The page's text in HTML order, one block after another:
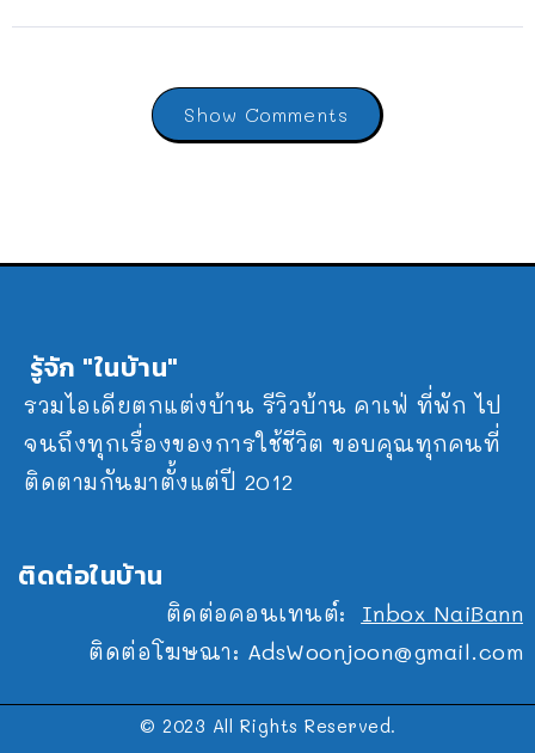
Show Comments
รู้จัก "ในบ้าน"
รวมไอเดียตกแต่งบ้าน รีวิวบ้าน คาเฟ่ ที่พัก ไป
จนถึงทุกเรื่องของการใช้ชีวิต ขอบคุณทุกคนที่
ติดตามกันมาตั้งแต่ปี 2012
ติดต่อในบ้าน
ติดต่อคอนเทนต์: Inbox NaiBann
ติดต่อโฆษณา: AdsWoonjoon@gmail.com
© 2023 All Rights Reserved.